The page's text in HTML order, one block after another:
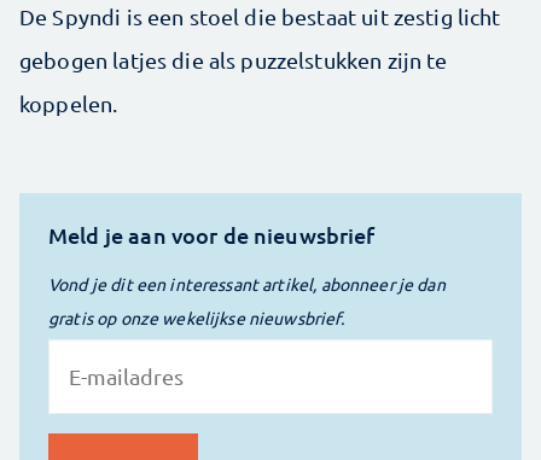
De Spyndi is een stoel die bestaat uit zestig licht
gebogen latjes die als puzzelstukken zijn te
koppelen.
Meld je aan voor de nieuwsbrief
Vond je dit een interessant artikel, abonneer je dan
gratis op onze wekelijkse nieuwsbrief.